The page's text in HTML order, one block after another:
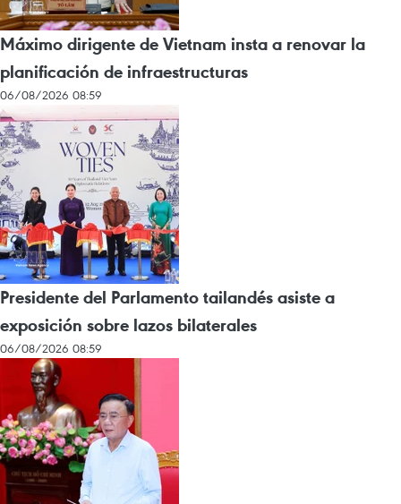
Máximo dirigente de Vietnam insta a renovar la
planificación de infraestructuras
06/08/2026 08:59
Presidente del Parlamento tailandés asiste a
exposición sobre lazos bilaterales
06/08/2026 08:59